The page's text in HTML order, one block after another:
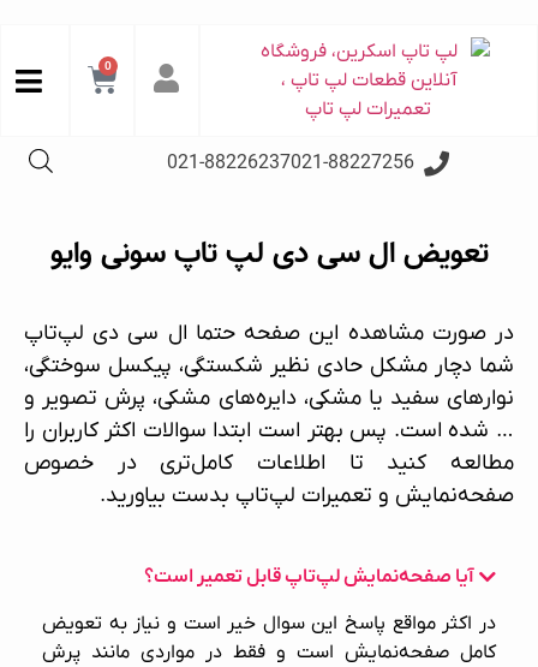
0
021-88227256
021-88226237
تعویض ال سی دی لپ تاپ سونی وایو
در صورت مشاهده این صفحه حتما ال سی دی لپ‌تاپ
شما دچار مشکل حادی نظیر شکستگی، پیکسل سوختگی،
نوارهای سفید یا مشکی، دایره‌های مشکی، پرش تصویر و
… شده است. پس بهتر است ابتدا سوالات اکثر کاربران را
مطالعه کنید تا اطلاعات کامل‌تری در خصوص
صفحه‌نمایش و تعمیرات لپ‌تاپ بدست بیاورید.
آیا صفحه‌نمایش لپ‌تاپ قابل تعمیر است؟
در اکثر مواقع پاسخ این سوال خیر است و نیاز به تعویض
کامل صفحه‌نمایش است و فقط در مواردی مانند پرش